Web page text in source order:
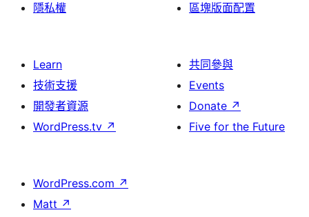
隱私權
區塊版面配置
Learn
技術支援
開發者資源
WordPress.tv ↗
共同參與
Events
Donate ↗
Five for the Future
WordPress.com ↗
Matt ↗